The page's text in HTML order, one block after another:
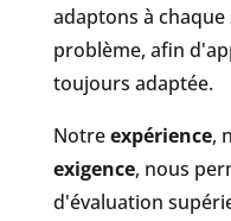
adaptons à
problème, afin
toujours adaptée.
Notreexpérience,
exigence, nous
d'évaluation